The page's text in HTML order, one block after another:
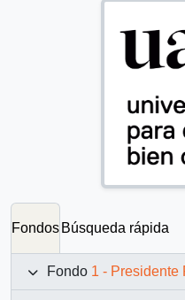
Fondos Búsqueda rápida
Fondo 1 - Presidente